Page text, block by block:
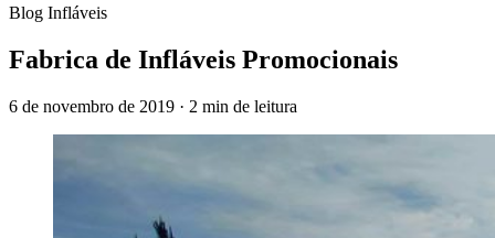
Blog Infláveis
Fabrica de Infláveis Promocionais
6 de novembro de 2019 · 2 min de leitura